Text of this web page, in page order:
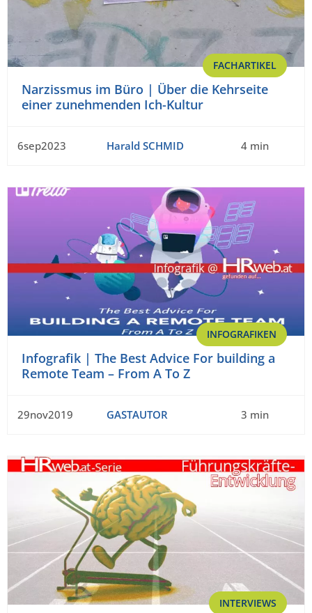
FACHARTIKEL
Narzissmus im Büro | Über die Kehrseite
einer zunehmenden Ich-Kultur
6sep2023 Harald SCHMID 4 min
INFOGRAFIKEN
Infografik | The Best Advice For building a
Remote Team – From A To Z
29nov2019 GASTAUTOR 3 min
INTERVIEWS